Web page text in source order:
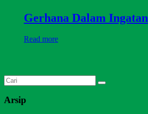
Gerhana Dalam Ingatan
Read more
Arsip